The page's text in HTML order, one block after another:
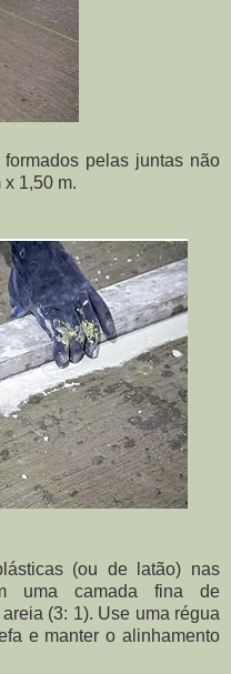
pelas juntas não
1,50 m.
(ou de latão) nas
uma camada fina de
(3: 1). Use uma régua
e manter o alinhamento